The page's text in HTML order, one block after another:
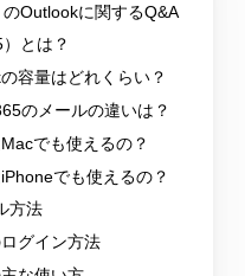
Outlookに関するQ&A
とは？
容量はどれくらい？
のメールの違いは？
でも使えるの？
でも使えるの？
方法
グイン方法